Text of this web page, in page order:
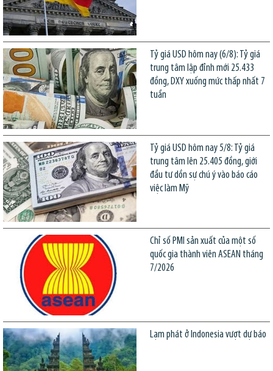
Tỷ giá USD hôm nay (6/8): Tỷ giá
trung tâm lập đỉnh mới 25.433
đồng, DXY xuống mức thấp nhất 7
tuần
Tỷ giá USD hôm nay 5/8: Tỷ giá
trung tâm lên 25.405 đồng, giới
đầu tư dồn sự chú ý vào báo cáo
việc làm Mỹ
Chỉ số PMI sản xuất của một số
quốc gia thành viên ASEAN tháng
7/2026
Lạm phát ở Indonesia vượt dự báo